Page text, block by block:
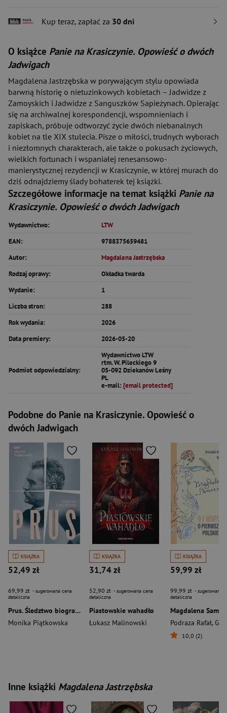
Kup teraz, zapłać za 30 dni
O książce Panie na Krasiczynie. Opowieść o dwóch
Jadwigach
Magdalena Jastrzębska w porywającym stylu opowiada
barwną historię o nietuzinkowych kobietach – Jadwidze z
Zamoyskich i Jadwidze z Sanguszków Sapieżynach. Opierając
się na archiwalnej korespondencji, wspomnieniach i
zapiskach, próbuje odtworzyć życie dwóch niebanalnych
kobiet na tle XIX stulecia. Pisze o miłości, trudnych wyborach
i niezłomnych charakterach, ale także o pokusach życiowych,
wielkich fortunach i wspaniałej renesansowo-
manierystycznej rezydencji w Krasiczynie, w której murach do
dziś odnajdziemy ślady bohaterek tej książki.
Szczegółowe informacje na temat książki Panie na
Krasiczynie. Opowieść o dwóch Jadwigach
Wydawnictwo:
LTW
EAN:
9788375659481
Autor:
Magdalena Jastrzębska
Rodzaj oprawy:
Okładka twarda
Wydanie:
1
Liczba stron:
288
Rok wydania:
2026
Data premiery:
2026-05-20
Podmiot odpowiedzialny:
Wydawnictwo LTW
rtm. W. Pileckiego 9
05-092 Dziekanów Leśny
PL
e-mail: [email protected]
Podobne do Panie na Krasiczynie. Opowieść o
dwóch Jadwigach
KSIĄŻKA
52,49 zł
69,99 zł - sugerowana cena
detaliczna
Prus. Śledztwo biograficzne (2026)
Monika Piątkowska
KSIĄŻKA
31,74 zł
52,90 zł - sugerowana cena
detaliczna
Piastowskie wahadło
Łukasz Malinowski
KSIĄŻKA
59,99 zł
99,99 zł - sugerowana
detaliczna
Podraza Rafał,Gracjana
10,0 (2)
Inne książki Magdalena Jastrzębska